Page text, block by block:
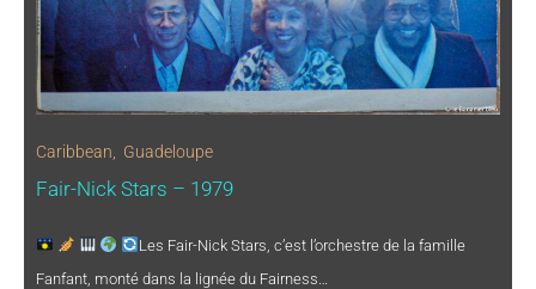
Caribbean Guadeloupe
Fair-Nick Stars – 1979
Les Fair-Nick Stars, c’est l’orchestre de la famille
Fanfant, monté dans la lignée du Fairness…